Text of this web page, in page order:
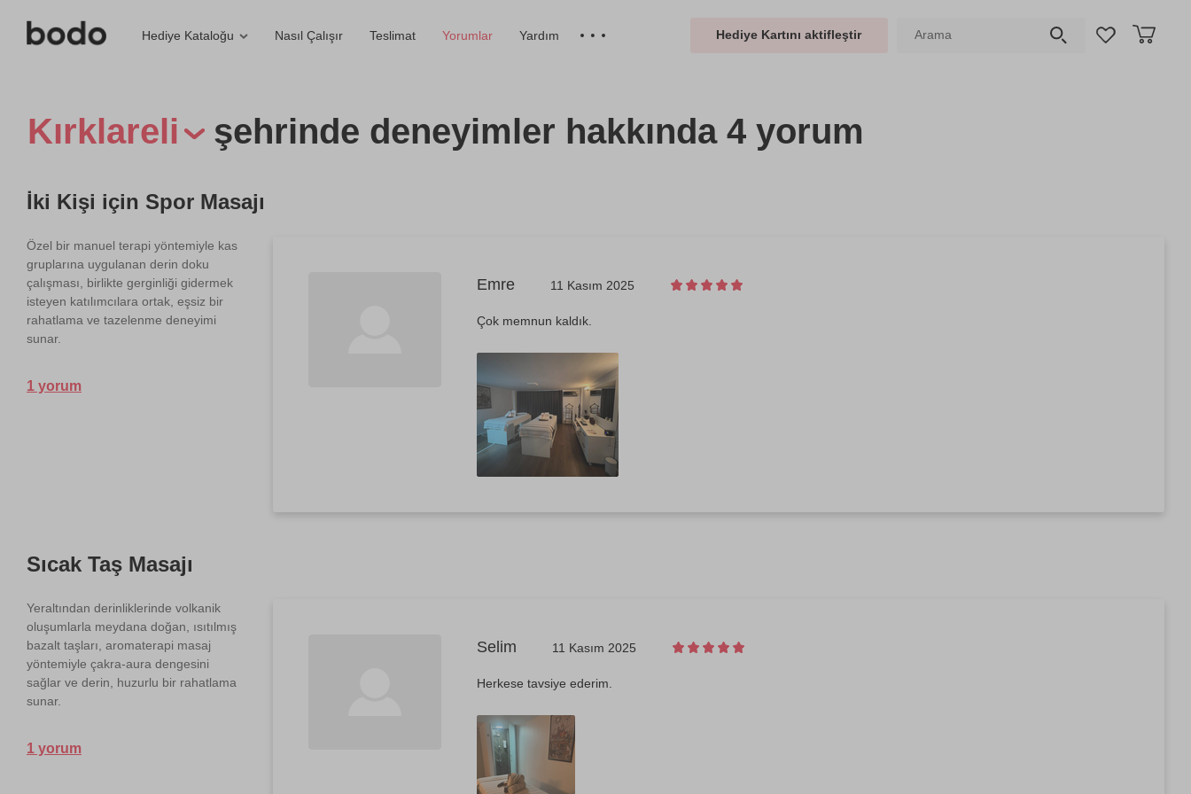
Hediye Kataloğu Nasıl Çalışır Teslimat Yorumlar Yardım Hediye Kartını aktifleştir
Kırklareli şehrinde deneyimler hakkında 4 yorum
İki Kişi için Spor Masajı
Özel bir manuel terapi yöntemiyle kas
gruplarına uygulanan derin doku
çalışması, birlikte gerginliği gidermek
isteyen katılımcılara ortak, eşsiz bir
rahatlama ve tazelenme deneyimi
sunar.
1 yorum
Emre 11 Kasım 2025
Çok memnun kaldık.
Sıcak Taş Masajı
Yeraltından derinliklerinde volkanik
oluşumlarla meydana doğan, ısıtılmış
bazalt taşları, aromaterapi masaj
yöntemiyle çakra-aura dengesini
sağlar ve derin, huzurlu bir rahatlama
sunar.
1 yorum
Selim 11 Kasım 2025
Herkese tavsiye ederim.